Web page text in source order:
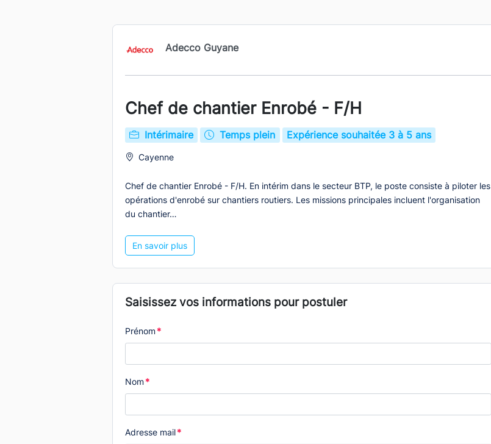
Adecco Guyane
Chef de chantier Enrobé - F/H
Intérimaire Temps plein Expérience souhaitée 3 à 5 ans
Cayenne
Chef de chantier Enrobé - F/H. En intérim dans le secteur BTP, le poste consiste à piloter les
opérations d'enrobé sur chantiers routiers. Les missions principales incluent l'organisation
du chantier…
En savoir plus
Saisissez vos informations pour postuler
Prénom*
Nom*
Adresse mail*